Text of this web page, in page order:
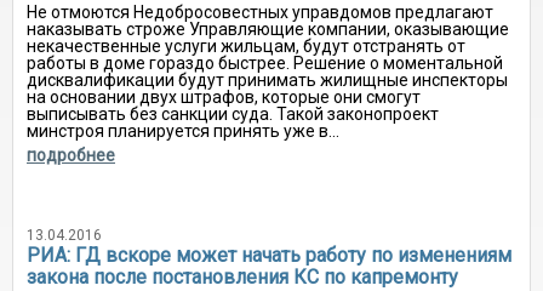
Не отмоются Недобросовестных управдомов предлагают
наказывать строже Управляющие компании, оказывающие
некачественные услуги жильцам, будут отстранять от
работы в доме гораздо быстрее. Решение о моментальной
дисквалификации будут принимать жилищные инспекторы
на основании двух штрафов, которые они смогут
выписывать без санкции суда. Такой законопроект
минстроя планируется принять уже в...
подробнее
13.04.2016
РИА: ГД вскоре может начать работу по изменениям
закона после постановления КС по капремонту